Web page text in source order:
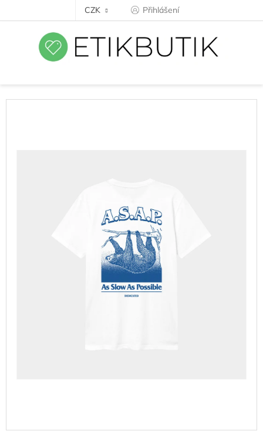
CZK Přihlášení